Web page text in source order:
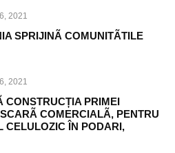
2021
SPRIJINÃ COMUNITÃTILE
2021
CONSTRUCȚIA PRIMEI
COMERCIALÃ, PENTRU
CELULOZIC ÎN PODARI,